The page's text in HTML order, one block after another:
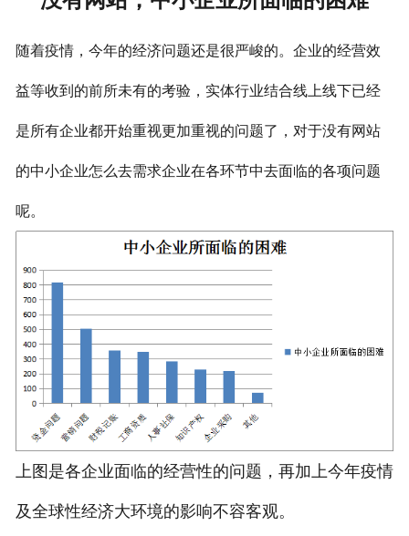
随着疫情，今年的经济问题还是很严峻的。企业的经营效
益等收到的前所未有的考验，实体行业结合线上线下已经
是所有企业都开始重视更加重视的问题了，对于没有网站
的中小企业怎么去需求企业在各环节中去面临的各项问题
呢。
上图是各企业面临的经营性的问题，再加上今年疫情
及全球性经济大环境的影响不容客观。